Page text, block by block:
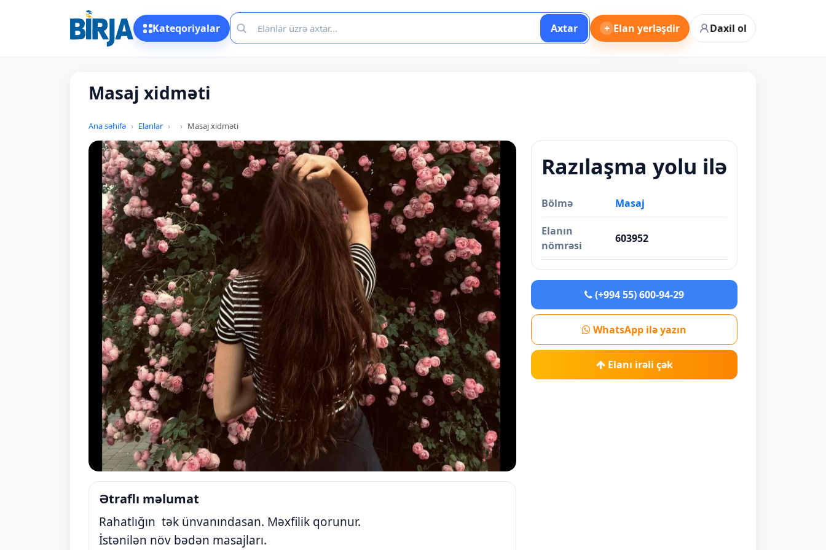
Kateqoriyalar Axtar + Elan yerləşdir Daxil ol
Masaj xidməti
Ana səhifə Elanlar Masaj xidməti
Ətraflı məlumat
Rahatlığın tək ünvanındasan. Məxfilik qorunur.
İstənilən növ bədən masajları.
Razılaşma yolu ilə
Bölmə Masaj
Elanın
nömrəsi
603952
(+994 55) 600-94-29
WhatsApp ilə yazın
Elanı irəli çək